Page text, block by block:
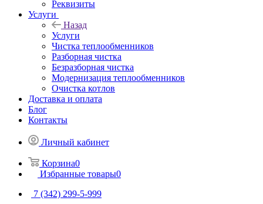
Реквизиты
Услуги
Назад
Услуги
Чистка теплообменников
Разборная чистка
Безразборная чистка
Модернизация теплообменников
Очистка котлов
Доставка и оплата
Блог
Контакты
Личный кабинет
Корзина0
Избранные товары0
7 (342) 299-5-999